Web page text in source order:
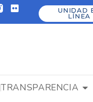
UNIDAD
LÍNEA
TRANSPARENCIA